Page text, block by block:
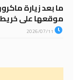
ما بعد زيارة
موقعها على